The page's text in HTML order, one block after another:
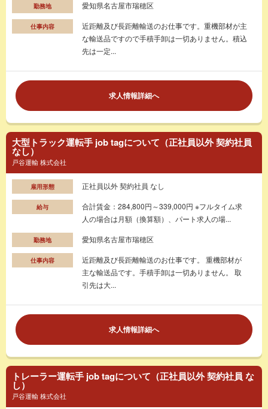
勤務地 愛知県名古屋市瑞穂区
仕事内容
近距離及び長距離輸送のお仕事です。重機部材が主
な輸送品ですので手積手卸は一切ありません。積込
先は一定...
求人情報詳細へ
大型トラック運転手 job tagについて（正社員以外 契約社員
なし）
戸谷運輸 株式会社
雇用形態 正社員以外 契約社員 なし
給与
合計賃金：284,800円～339,000円 ※フルタイム求
人の場合は月額（換算額）、パート求人の場...
勤務地 愛知県名古屋市瑞穂区
仕事内容
近距離及び長距離輸送のお仕事です。 重機部材が
主な輸送品です。手積手卸は一切ありません。 取
引先は大...
求人情報詳細へ
トレーラー運転手 job tagについて（正社員以外 契約社員 な
し）
戸谷運輸 株式会社